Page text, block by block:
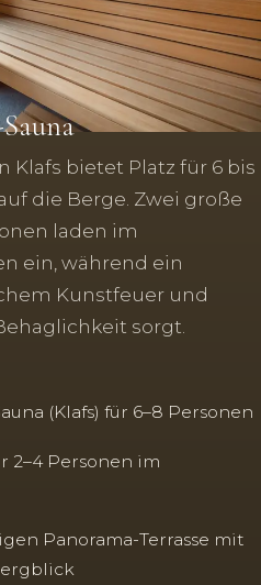
Klafs bietet Platz für 6 bis
die Berge. Zwei große
laden im
ein, während ein
Kunstfeuer und
sorgt.
(Klafs) für 6–8 Personen
2–4 Personen im
Panorama-Terrasse mit